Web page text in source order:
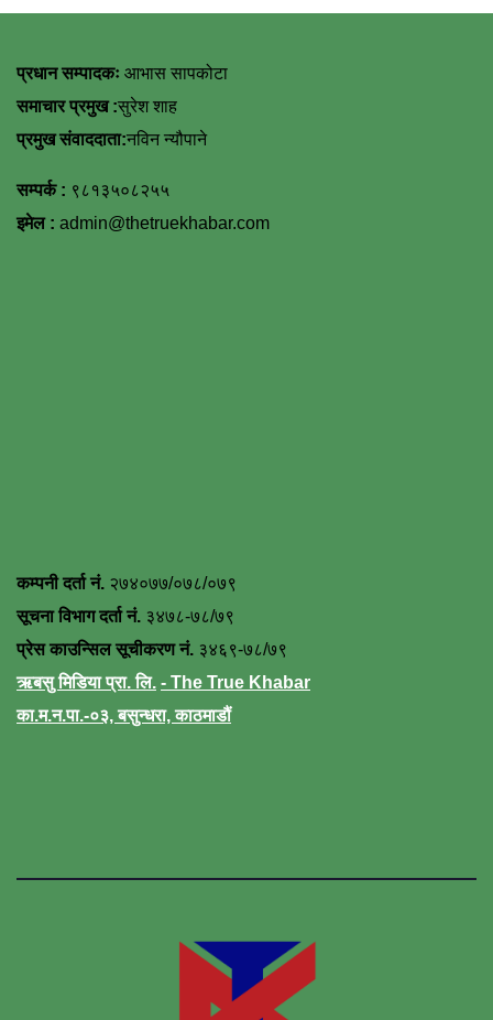
प्रधान सम्पादकः आभास सापकोटा
समाचार प्रमुख :सुरेश शाह
प्रमुख संवाददाता:नविन न्यौपाने
सम्पर्क : ९८१३५०८२५५
इमेल : admin@thetruekhabar.com
कम्पनी दर्ता नं. २७४०७७/०७८/०७९
सूचना विभाग दर्ता नं. ३४७८-७८/७९
प्रेस काउन्सिल सूचीकरण नं. ३४६९-७८/७९
ऋबसु मिडिया प्रा. लि. - The True Khabar
का.म.न.पा.-०३, बसुन्धरा, काठमाडौं